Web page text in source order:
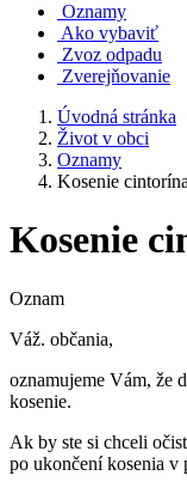
Oznamy
Ako vybaviť
Zvoz odpadu
Zverejňovanie
Úvodná stránka
Život v obci
Oznamy
Kosenie cintorína
Kosenie
Oznam
Váž. občania,
oznamujeme Vám, že
kosenie.
Ak by ste si chceli
po ukončení kosenia v